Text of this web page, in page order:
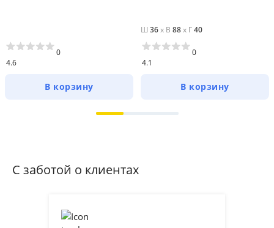
4.6
0
В корзину
Ш 36x В 88x Г40
4.1
0
В корзину
С заботой о клиентах